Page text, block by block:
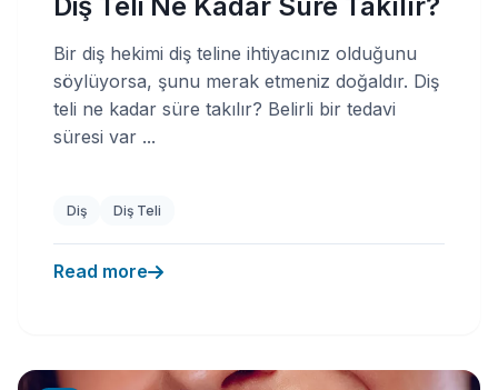
Bir diş hekimi diş teline ihtiyacınız olduğunu
söylüyorsa, şunu merak etmeniz doğaldır. Diş
teli ne kadar süre takılır? Belirli bir tedavi
süresi var ...
Diş Diş Teli
Read more